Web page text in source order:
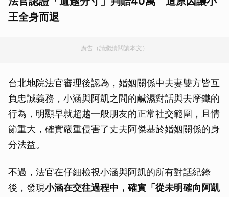
王全身而退
廣告（請繼續閱讀本文）
台北地院法官審理後認為，婚姻關係中夫妻雙方皆互
負忠誠義務，小涵與阿凱之間的鹹濕對話與去摩鐵的
行為，明顯早就超越一般朋友的正常社交範圍，且情
節重大，確實嚴重侵害了丈夫阿傑基於婚姻關係的身
分法益。
不過，法官在仔細檢視小涵與阿凱的所有對話紀錄
後，發現小涵在交往過程中，確實「從未明確向阿凱